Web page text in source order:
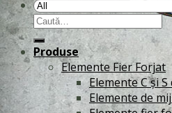
Caută
după:
Produse
Elemente Fier Forjat
Elemente C și
Elemente de